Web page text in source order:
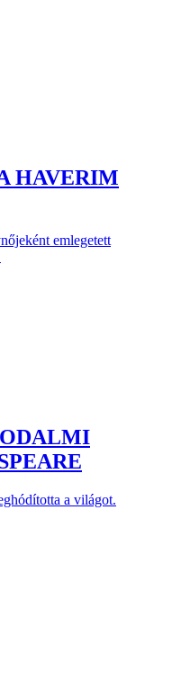
HAVERIM
emlegetett
a világot.